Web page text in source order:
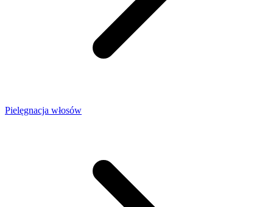
Pielęgnacja włosów